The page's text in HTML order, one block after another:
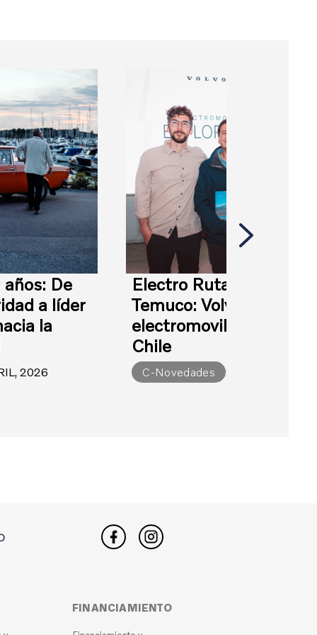
De
a líder
la
2026
Electro Ruta en Portillo
Temuco: Volvo acerca la
electromovilidad al sur
Chile
C-Novedades 20 ABRIL, 2026
FINANCIAMIENTO